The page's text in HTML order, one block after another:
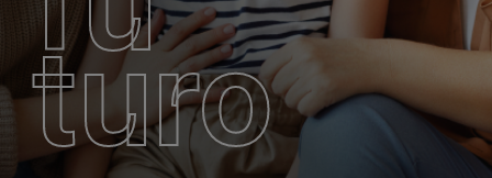
turo